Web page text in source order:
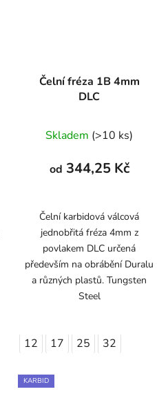
Čelní fréza 1B 4mm
DLC
Skladem (>10 ks)
od 344,25 Kč
Čelní karbidová válcová
jednobřitá fréza 4mm z
povlakem DLC určená
především na obrábění Duralu
a různých plastů. Tungsten
Steel
12 17 25 32
KARBID